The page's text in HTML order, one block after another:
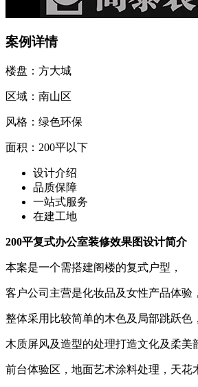
案例详情
楼盘：方大城
区域：南山区
风格：绿色环保
面积：200平以下
设计介绍
品质保障
一站式服务
在建工地
200平复式办公室装修效果图设计简介
本案是一个需搭建阁楼的复式户型，
客户公司主营是化妆品及女性产品体验，
整体采用比较简单的木色及局部跳跃色，
木质屏风及造型的处理打造文化及柔美
前台体验区，地面艺术涂料处理，天花